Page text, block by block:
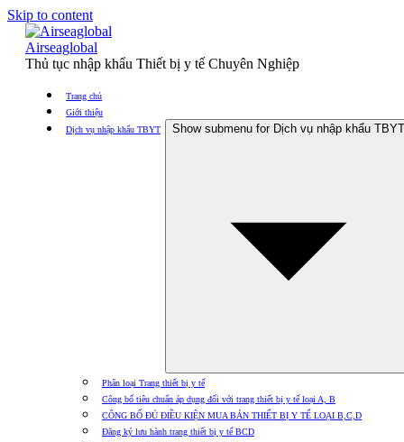
Skip to content
Airseaglobal
Thủ tục nhập khẩu Thiết bị y tế Chuyên Nghiệp
Trang chủ
Giới thiệu
Dịch vụ nhập khẩu TBYT
Show submenu for Dịch vụ nhập khẩu TBYT
Phân loại Trang thiết bị y tế
Công bố tiêu chuẩn áp dụng đối với trang thiết bị y tế loại A, B
CÔNG BỐ ĐỦ ĐIỀU KIỆN MUA BÁN THIẾT BỊ Y TẾ LOẠI B,C,D
Đăng ký lưu hành trang thiết bị y tế BCD